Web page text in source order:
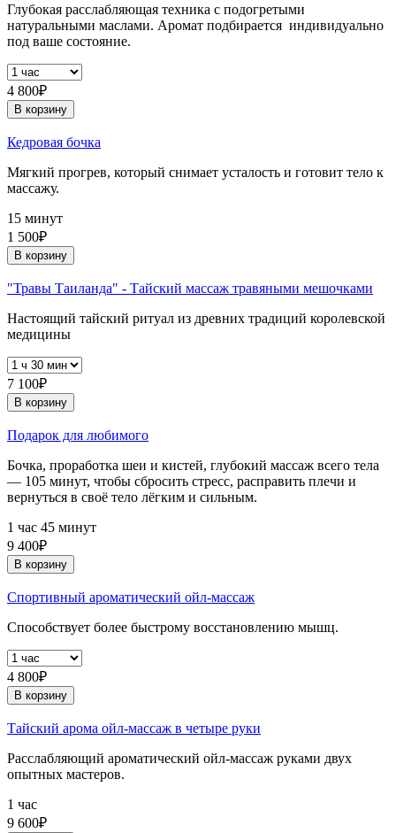
Глубокая расслабляющая техника с подогретыми
натуральными маслами. Аромат подбирается индивидуально
под ваше состояние.
4 800₽
В корзину
Кедровая бочка
Мягкий прогрев, который снимает усталость и готовит тело к
массажу.
15 минут
1 500₽
В корзину
"Травы Таиланда" - Тайский массаж травяными мешочками
Настоящий тайский ритуал из древних традиций королевской
медицины
7 100₽
В корзину
Подарок для любимого
Бочка, проработка шеи и кистей, глубокий массаж всего тела
— 105 минут, чтобы сбросить стресс, расправить плечи и
вернуться в своё тело лёгким и сильным.
1 час 45 минут
9 400₽
В корзину
Спортивный ароматический ойл-массаж
Способствует более быстрому восстановлению мышц.
4 800₽
В корзину
Тайский арома ойл-массаж в четыре руки
Расслабляющий ароматический ойл-массаж руками двух
опытных мастеров.
1 час
9 600₽